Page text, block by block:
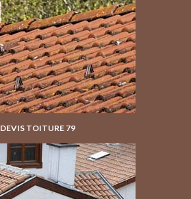
DEVIS TOITURE 79